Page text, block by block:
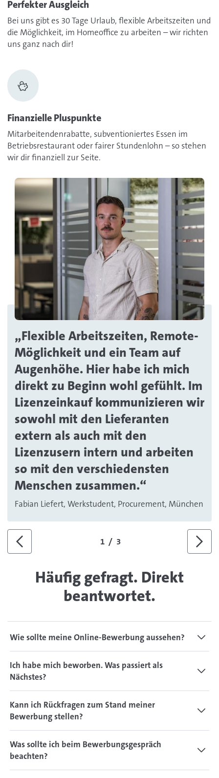
Perfekter Ausgleich
Bei uns gibt es 30 Tage Urlaub, flexible Arbeitszeiten und
die Möglichkeit, im Homeoffice zu arbeiten – wir richten
uns ganz nach dir!
Finanzielle Pluspunkte
Mitarbeitendenrabatte, subventioniertes Essen im
Betriebsrestaurant oder fairer Stundenlohn – so stehen
wir dir finanziell zur Seite.
„Flexible Arbeitszeiten, Remote-
Möglichkeit und ein Team auf
Augenhöhe. Hier habe ich mich
direkt zu Beginn wohl gefühlt. Im
Lizenzeinkauf kommunizieren wir
sowohl mit den Lieferanten
extern als auch mit den
Lizenzusern intern und arbeiten
so mit den verschiedensten
Menschen zusammen.“
Fabian Liefert, Werkstudent, Procurement, München
Zurück 1 / 3
Häufig gefragt. Direkt
beantwortet.
Wie sollte meine Online-Bewerbung aussehen?
Ich habe mich beworben. Was passiert als
Nächstes?
Kann ich Rückfragen zum Stand meiner
Bewerbung stellen?
Was sollte ich beim Bewerbungsgespräch
beachten?